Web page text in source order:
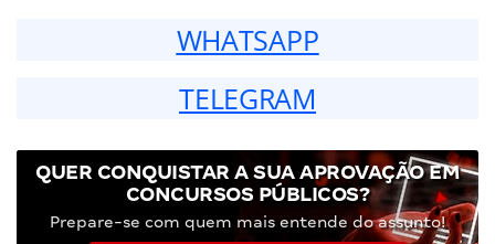
WHATSAPP
TELEGRAM
QUER CONQUISTAR A SUA APROVAÇÃO EM
CONCURSOS PÚBLICOS?
Prepare-se com quem mais entende do assunto!